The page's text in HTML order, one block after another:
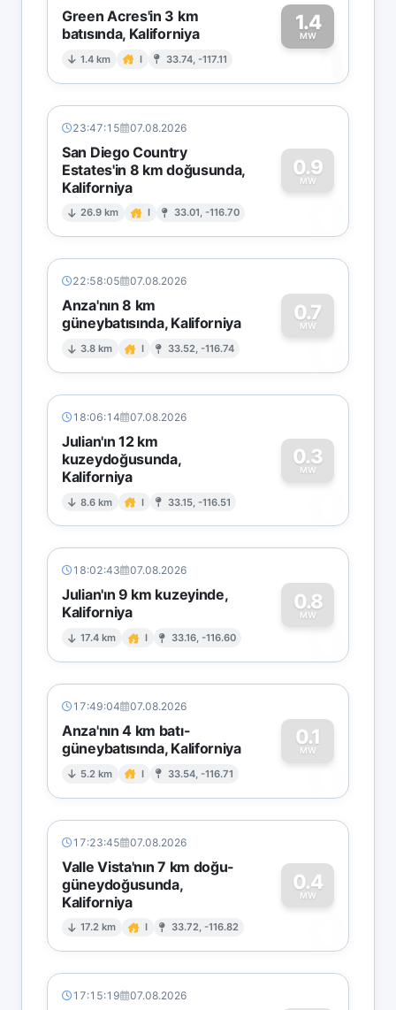
Green Acres'in 3 km
batısında, Kaliforniya
1.4 km I 33.74, -117.11
1.4
MW1
23:47:15 07.08.2026
San Diego Country
Estates'in 8 km doğusunda,
Kaliforniya
26.9 km I 33.01, -116.70
0.9
MW
0
22:58:05 07.08.2026
Anza'nın 8 km
güneybatısında, Kaliforniya
3.8 km I 33.52, -116.74
0.7
MW
0
18:06:14 07.08.2026
Julian'ın 12 km
kuzeydoğusunda,
Kaliforniya
8.6 km I 33.15, -116.51
0.3
MW
0
18:02:43 07.08.2026
Julian'ın 9 km kuzeyinde,
Kaliforniya
17.4 km I 33.16, -116.60
0.8
MW
0
17:49:04 07.08.2026
Anza'nın 4 km batı-
güneybatısında, Kaliforniya
5.2 km I 33.54, -116.71
0.1
MW
0
17:23:45 07.08.2026
Valle Vista'nın 7 km doğu-
güneydoğusunda,
Kaliforniya
17.2 km I 33.72, -116.82
0.4
MW
0
17:15:19 07.08.2026